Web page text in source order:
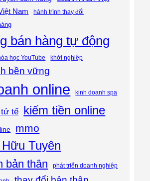
Nam
hành trình thay đổi
bán hàng tự động
học YouTube khởi nghiệp
bền vững
online kinh doanh spa
tử tế kiếm tiền online
mmo
Tuyên
bản thân phát triển doanh nghiệp